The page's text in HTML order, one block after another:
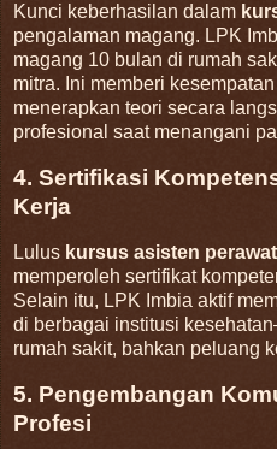
Kunci keberhasilan dalam
pengalaman magang. LPK
magang 10 bulan di rumah
mitra. Ini memberi
menerapkan teori secara
profesional saat menangani
4. Sertifikasi
Kerja
Lulus kursus asisten perawat
memperoleh sertifikat
Selain itu, LPK Imbia aktif
di berbagai institusi
rumah sakit, bahkan peluang
5. Pengembangan
Profesi